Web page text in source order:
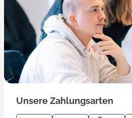
Unsere Zahlungsarten